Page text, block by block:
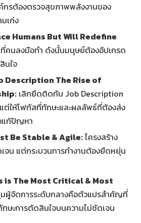
กรต้องตรวจสุขภาพพลังงานของ
เก่ง
Humans But Will Redefine
ที่คนลงมือทำ ดังนั้นมนุษย์ต้องอัปเกรด
นใจ
Description The Rise of
เลิกยึดติดกับ Job Description
ต่ให้โฟกัสที่ทักษะและผลลัพธ์ที่ต้องส่ง
แก้ปัญหา
Be Stable & Agile:โครงสร้าง
จน แต่กระบวนการทำงานต้องยืดหยุ่น
is The Most Critical & Most
ผู้จัดการระดับกลางคือตัวแปรสำคัญที่
กษะการตัดสินใจบนความไม่ชัดเจน